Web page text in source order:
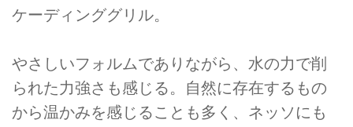
ケーディンググリル。
やさしいフォルムでありながら、水の力で削
られた力強さも感じる。自然に存在するもの
から温かみを感じることも多く、ネッソにも